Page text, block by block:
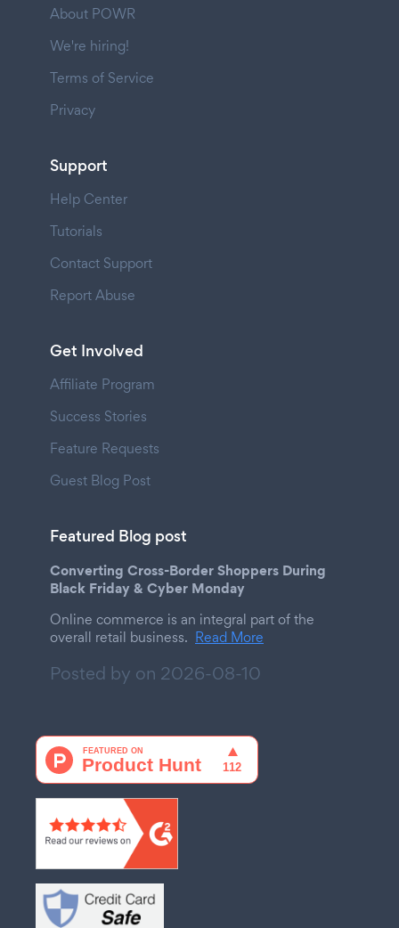
About POWR
We're hiring!
Terms of Service
Privacy
Support
Help Center
Tutorials
Contact Support
Report Abuse
Get Involved
Affiliate Program
Success Stories
Feature Requests
Guest Blog Post
Featured Blog post
Converting Cross-Border Shoppers During
Black Friday & Cyber Monday
Online commerce is an integral part of the
overall retail business. Read More
Posted by on 2026-08-10